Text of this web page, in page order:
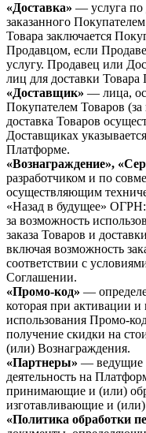
«Доставка» — услуга по
заказанного
Товара заключается
Продавцом, если
услугу. Продавец или
лиц для доставки
«Доставщик» — лица,
Покупателем Товаров
доставка Товаров
Доставщиках
Платформе.
«Вознаграждение»,
разработчиком и по
осуществляющим
«Назад в будущее»
за возможность
заказа Товаров и
включая возможность
соответствии с
Соглашении.
«Промо-код» —
которая при активации
использования Промо-
получение скидки на
(или) Вознаграждения.
«Партнеры» — ведущие
деятельность на
принимающие и (или)
изготавливающие и
«Политика обработки